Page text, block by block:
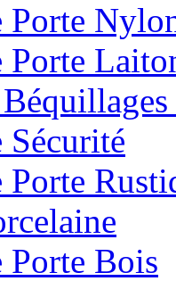
Porte
Porte
Sécurité
Porte
Porte Bois